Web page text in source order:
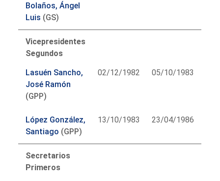
Bolaños, Ángel
Luis (GS)
Vicepresidentes
Segundos
Lasuén Sancho,
José Ramón
(GPP)
02/12/1982 05/10/1983
López González,
Santiago (GPP)
13/10/1983 23/04/1986
Secretarios
Primeros